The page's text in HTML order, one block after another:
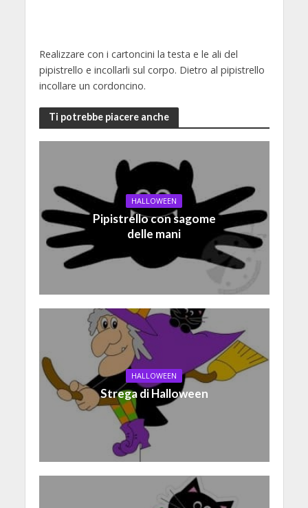
Realizzare con i cartoncini la testa e le ali del
pipistrello e incollarli sul corpo. Dietro al pipistrello
incollare un cordoncino.
Ti potrebbe piacere anche
HALLOWEEN
Pipistrello con sagome
delle mani
HALLOWEEN
Strega di Halloween